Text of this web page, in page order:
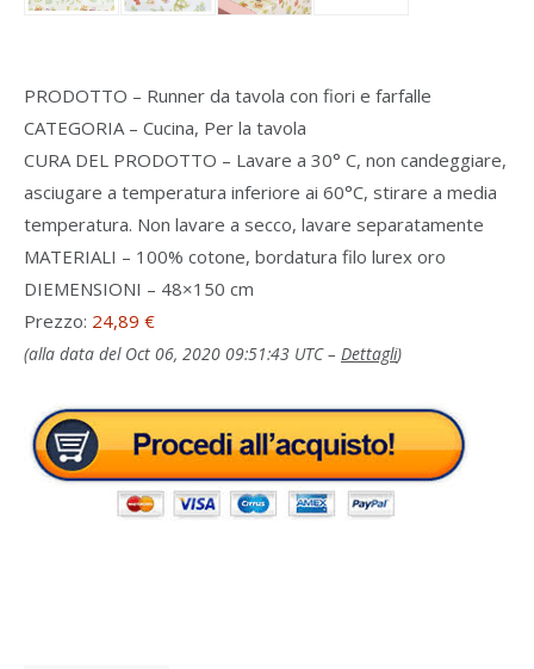
PRODOTTO – Runner da tavola con fiori e farfalle
CATEGORIA – Cucina, Per la tavola
CURA DEL PRODOTTO – Lavare a 30° C, non candeggiare,
asciugare a temperatura inferiore ai 60°C, stirare a media
temperatura. Non lavare a secco, lavare separatamente
MATERIALI – 100% cotone, bordatura filo lurex oro
DIEMENSIONI – 48×150 cm
Prezzo: 24,89 €
(alla data del Oct 06, 2020 09:51:43 UTC – Dettagli)